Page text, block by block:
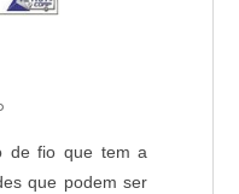
de fio que tem a
que podem ser